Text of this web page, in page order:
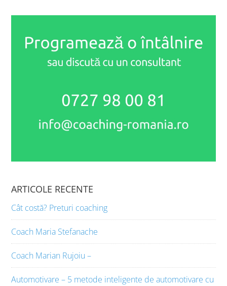
ARTICOLE RECENTE
Cât costă? Preturi coaching
Coach Maria Stefanache
Coach Marian Rujoiu –
Automotivare – 5 metode inteligente de automotivare cu